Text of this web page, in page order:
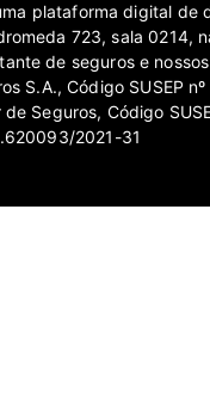
plataforma digital de
723, sala 0214,
de seguros e
S.A., Código SUSEP
Seguros, Código
2021-31